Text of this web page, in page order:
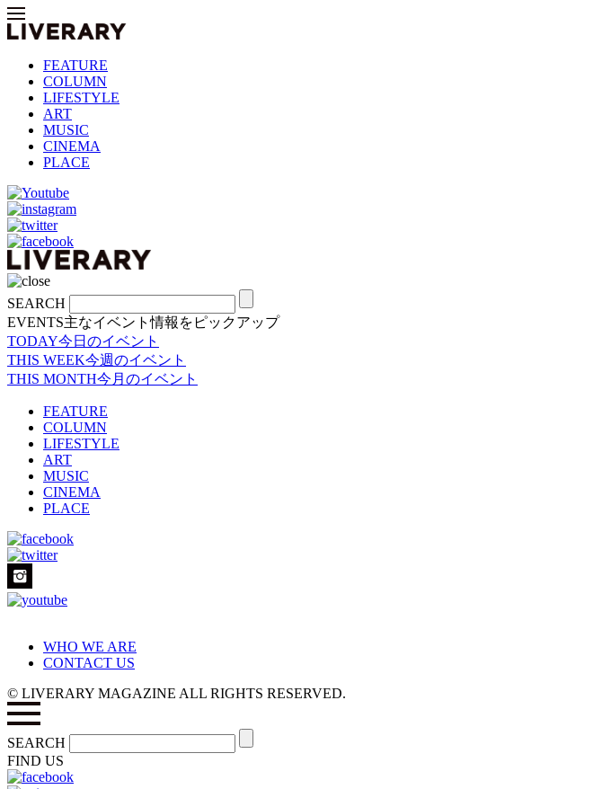
FEATURE
COLUMN
LIFESTYLE
ART
MUSIC
CINEMA
PLACE
SEARCH
EVENTS主なイベント情報をピックアップ
TODAY今日のイベント
THIS WEEK今週のイベント
THIS MONTH今月のイベント
FEATURE
COLUMN
LIFESTYLE
ART
MUSIC
CINEMA
PLACE
WHO WE ARE
CONTACT US
© LIVERARY MAGAZINE ALL RIGHTS RESERVED.
SEARCH
FIND US